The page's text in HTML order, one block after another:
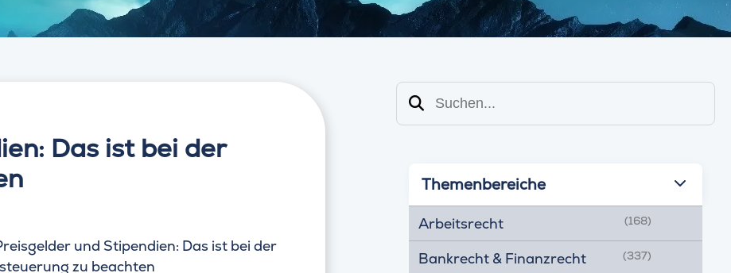
Das ist bei der
Suchen
Themenbereiche
Arbeitsrecht (168)
Bankrecht & Finanzrecht (337)